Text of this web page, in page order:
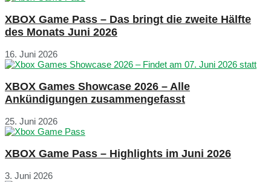
XBOX Game Pass – Das bringt die zweite Hälfte
des Monats Juni 2026
16. Juni 2026
XBOX Games Showcase 2026 – Alle
Ankündigungen zusammengefasst
25. Juni 2026
XBOX Game Pass – Highlights im Juni 2026
3. Juni 2026